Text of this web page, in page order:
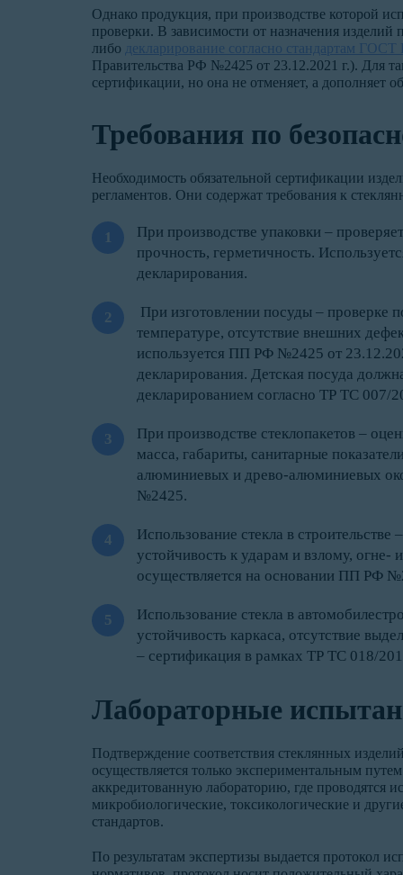
Однако продукция, при производстве которой
проверки. В зависимости от назначения изделий
либо декларирование согласно стандартам ГОСТ
Правительства РФ №2425 от 23.12.2021 г.). Для
сертификации, но она не отменяет, а дополняет
Требования по
Необходимость обязательной сертификации
регламентов. Они содержат требования к
При производстве упаковки –
прочность, герметичность.
декларирования.
При изготовлении посуды – проверке
температуре, отсутствие внешних
используется ПП РФ №2425 от
декларирования. Детская посуда
декларированием согласно ТР ТС 007/
При производстве стеклопакетов –
масса, габариты, санитарные
алюминиевых и древо-алюминиевых
№2425.
Использование стекла в
устойчивость к ударам и взлому, огне-
осуществляется на основании ПП РФ
Использование стекла в
устойчивость каркаса, отсутствие
– сертификация в рамках ТР ТС 018/
Лабораторные
Подтверждение соответствия стеклянных
осуществляется только экспериментальным
аккредитованную лабораторию, где проводятся
микробиологические, токсикологические и
стандартов.
По результатам экспертизы выдается протокол